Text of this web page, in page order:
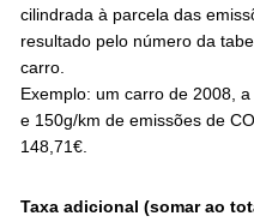
cilindrada à parcela das
resultado pelo número da
carro.
Exemplo: um carro de 2008,
e 150g/km de emissões de
148,71€.
Taxa adicional (somar ao